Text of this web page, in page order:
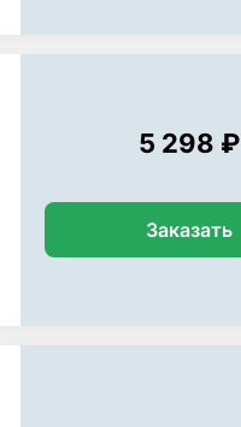
5 298 ₽
Заказать